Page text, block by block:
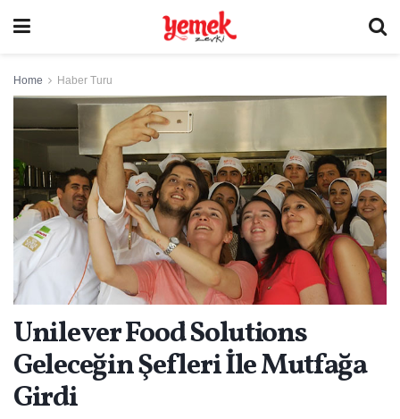
Home Haber Turu
Unilever Food Solutions
Geleceğin Şefleri İle Mutfağa
Girdi